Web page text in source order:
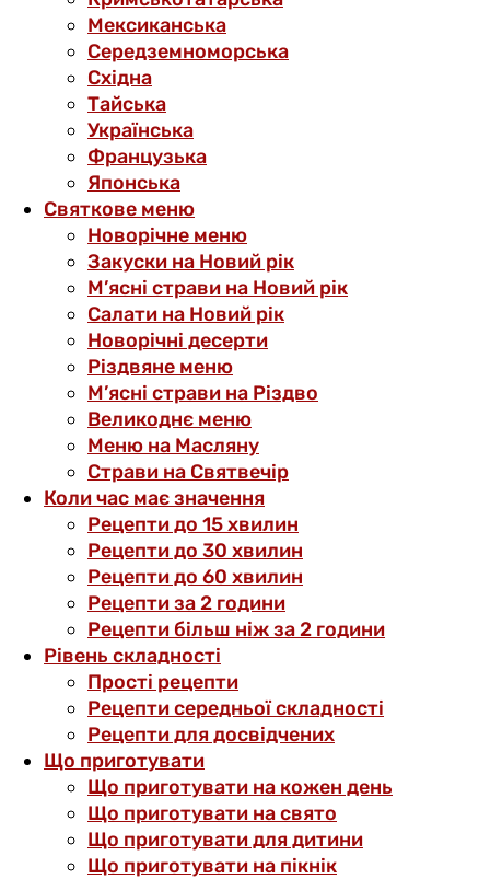
Мексиканська
Середземноморська
Східна
Тайська
Українська
Французька
Японська
Святкове меню
Новорічне меню
Закуски на Новий рік
М’ясні страви на Новий рік
Салати на Новий рік
Новорічні десерти
Різдвяне меню
М’ясні страви на Різдво
Великоднє меню
Меню на Масляну
Страви на Святвечір
Коли час має значення
Рецепти до 15 хвилин
Рецепти до 30 хвилин
Рецепти до 60 хвилин
Рецепти за 2 години
Рецепти більш ніж за 2 години
Рівень складності
Прості рецепти
Рецепти середньої складності
Рецепти для досвідчених
Що приготувати
Що приготувати на кожен день
Що приготувати на свято
Що приготувати для дитини
Що приготувати на пікнік